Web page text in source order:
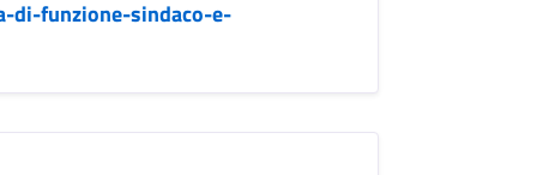
di-funzione-sindaco-e-